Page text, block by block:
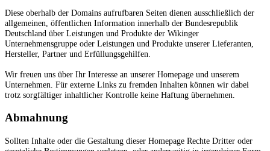
Diese oberhalb der Domains aufrufbaren Seiten dienen ausschließlich der
allgemeinen, öffentlichen Information innerhalb der Bundesrepublik
Deutschland über Leistungen und Produkte der Wikinger
Unternehmensgruppe oder Leistungen und Produkte unserer Lieferanten,
Hersteller, Partner und Erfüllungsgehilfen.
Wir freuen uns über Ihr Interesse an unserer Homepage und unserem
Unternehmen. Für externe Links zu fremden Inhalten können wir dabei
trotz sorgfältiger inhaltlicher Kontrolle keine Haftung übernehmen.
Abmahnung
Sollten Inhalte oder die Gestaltung dieser Homepage Rechte Dritter oder